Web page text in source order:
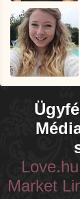
Market